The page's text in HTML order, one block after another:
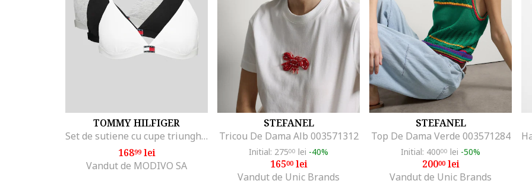
TOMMY HILFIGER
Set de sutiene cu cupe triunghiulare si detaliu logo - 3 perechi, Alb/Negru/Gri melange
16899lei
Vandut de MODIVO SA
STEFANEL
Tricou De Dama Alb 003571312
Initial: 27500 lei -40%
16500lei
Vandut de Unic Brands
STEFANEL
Top De Dama Verde 003571284
Initial: 40000 lei -50%
20000lei
Vandut de Unic Brands